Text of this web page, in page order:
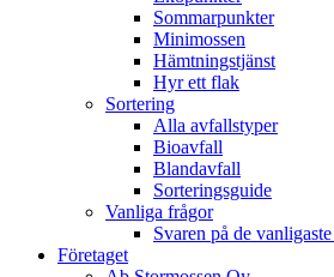
Sommarpunkter
Minimossen
Hämtningstjänst
Hyr ett flak
Sortering
Alla avfallstyper
Bioavfall
Blandavfall
Sorteringsguide
Vanliga frågor
Svaren på de
Företaget